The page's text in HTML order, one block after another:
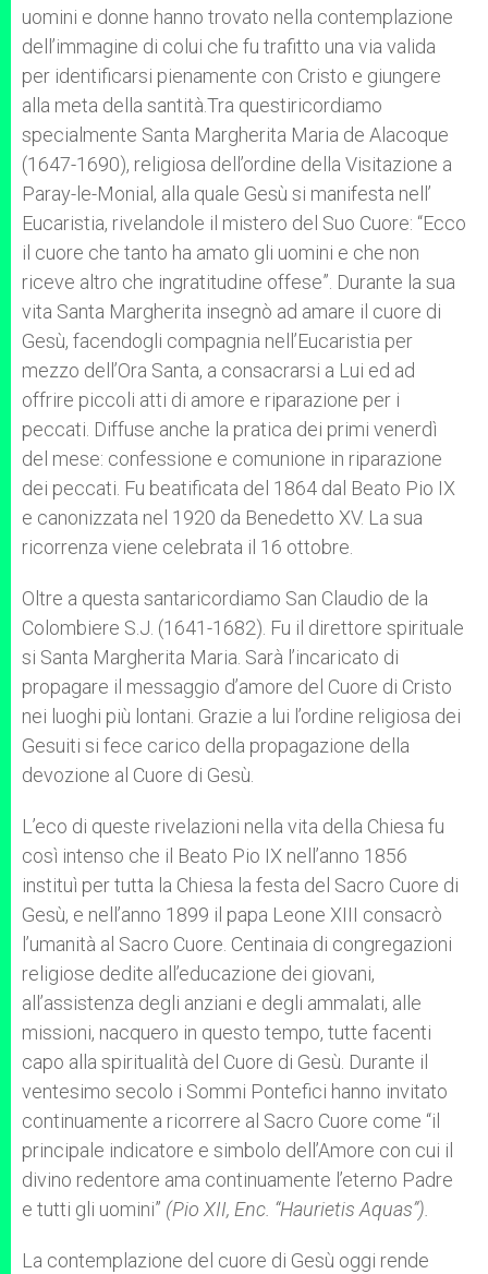
uomini e donne hanno trovato nella contemplazione
dell’immagine di colui che fu trafitto una via valida
per identificarsi pienamente con Cristo e giungere
alla meta della santità.Tra questiricordiamo
specialmente Santa Margherita Maria de Alacoque
(1647-1690), religiosa dell’ordine della Visitazione a
Paray-le-Monial, alla quale Gesù si manifesta nell’
Eucaristia, rivelandole il mistero del Suo Cuore: “Ecco
il cuore che tanto ha amato gli uomini e che non
riceve altro che ingratitudine offese”. Durante la sua
vita Santa Margherita insegnò ad amare il cuore di
Gesù, facendogli compagnia nell’Eucaristia per
mezzo dell’Ora Santa, a consacrarsi a Lui ed ad
offrire piccoli atti di amore e riparazione per i
peccati. Diffuse anche la pratica dei primi venerdì
del mese: confessione e comunione in riparazione
dei peccati. Fu beatificata del 1864 dal Beato Pio IX
e canonizzata nel 1920 da Benedetto XV. La sua
ricorrenza viene celebrata il 16 ottobre.
Oltre a questa santaricordiamo San Claudio de la
Colombiere S.J. (1641-1682). Fu il direttore spirituale
si Santa Margherita Maria. Sarà l’incaricato di
propagare il messaggio d’amore del Cuore di Cristo
nei luoghi più lontani. Grazie a lui l’ordine religiosa dei
Gesuiti si fece carico della propagazione della
devozione al Cuore di Gesù.
L’eco di queste rivelazioni nella vita della Chiesa fu
così intenso che il Beato Pio IX nell’anno 1856
instituì per tutta la Chiesa la festa del Sacro Cuore di
Gesù, e nell’anno 1899 il papa Leone XIII consacrò
l’umanità al Sacro Cuore. Centinaia di congregazioni
religiose dedite all’educazione dei giovani,
all’assistenza degli anziani e degli ammalati, alle
missioni, nacquero in questo tempo, tutte facenti
capo alla spiritualità del Cuore di Gesù. Durante il
ventesimo secolo i Sommi Pontefici hanno invitato
continuamente a ricorrere al Sacro Cuore come “il
principale indicatore e simbolo dell’Amore con cui il
divino redentore ama continuamente l’eterno Padre
e tutti gli uomini” (Pio XII, Enc. “Haurietis Aquas”).
La contemplazione del cuore di Gesù oggi rende